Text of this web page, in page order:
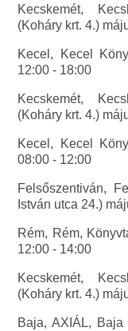
Kecskemét,
(Koháry krt. 4.)
Kecel, Kecel
12:00 - 18:00
Kecskemét,
(Koháry krt. 4.)
Kecel, Kecel
08:00 - 12:00
Felsőszentiván,
István utca 24.)
Rém, Rém,
12:00 - 14:00
Kecskemét,
(Koháry krt. 4.)
Baja, AXIÁL,